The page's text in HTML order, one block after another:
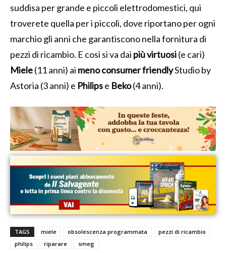
suddisa per grande e piccoli elettrodomestici, qui
troverete quella per i piccoli, dove riportano per ogni
marchio gli anni che garantiscono nella fornitura di
pezzi di ricambio. E così si va dai più virtuosi(e cari)
Miele(11 anni) ai meno consumer friendlyStudio by
Astoria (3 anni) e Philipse Beko(4 anni).
TAGS miele obsolescenza programmata
pezzi di ricambio
philips
riparare smeg